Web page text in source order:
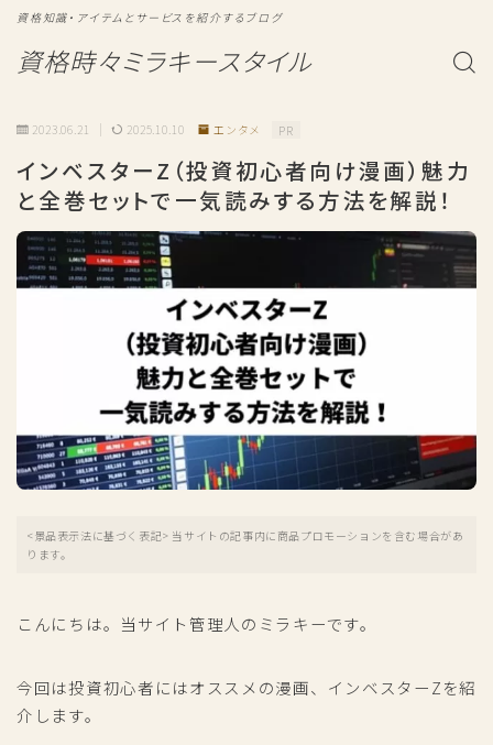
資格時々ミラキースタイル
資格知識・アイテムとサービスを紹介するブログ
2023.06.21 2025.10.10 エンタメ PR
インベスターZ（投資初心者向け漫画）魅力
と全巻セットで一気読みする方法を解説！
<景品表示法に基づく表記> 当サイトの記事内に商品プロモーションを含む場合があ
ります。
こんにちは。当サイト管理人のミラキーです。
今回は投資初心者にはオススメの漫画、インベスターZを紹
介します。